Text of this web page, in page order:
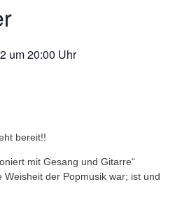
um20:00 Uhr
bereit!!
mit Gesang und Gitarre“
Weisheit der Popmusik war; ist und